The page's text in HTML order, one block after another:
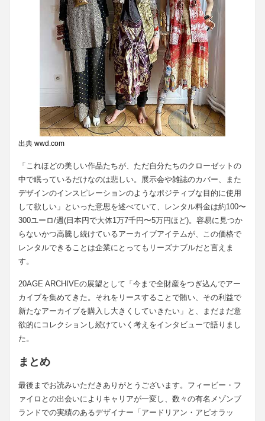
出典 wwd.com
「これほどの美しい作品たちが、ただ自分たちのクローゼットの
中で眠っているだけなのは悲しい。展示会や雑誌のカバー、また
デザインのインスピレーションのようなポジティブな目的に使用
して欲しい」といった意思を述べていて、レンタル料金は約100〜
300ユーロ/週(日本円で大体1万7千円〜5万円ほど)。容易に見つか
らないかつ高騰し続けているアーカイブアイテムが、この価格で
レンタルできることは企業にとってもリーズナブルだと言えま
す。
20AGE ARCHIVEの展望として「今まで全財産をつぎ込んでアー
カイブを集めてきた。それをリースすることで賄い、その利益で
新たなアーカイブを購入し大きくしていきたい」と、まだまだ意
欲的にコレクションし続けていく考えをインタビューで語りまし
た。
まとめ
最後までお読みいただきありがとうございます。フィービー・フ
ァイロとの出会いによりキャリアが一変し、数々の有名メゾンブ
ランドでの実績のあるデザイナー「アードリアン・アピオラッ